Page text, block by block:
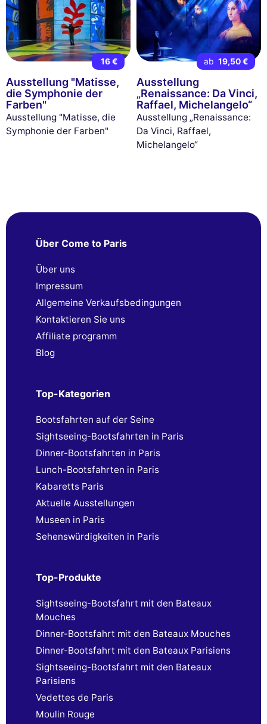
16 €
Ausstellung "Matisse,
die Symphonie der
Farben"
Ausstellung "Matisse, die
Symphonie der Farben"
ab 19,50 €
Ausstellung
„Renaissance: Da Vinci,
Raffael, Michelangelo“
Ausstellung „Renaissance:
Da Vinci, Raffael,
Michelangelo“
Über Come to Paris
Über uns
Impressum
Allgemeine Verkaufsbedingungen
Kontaktieren Sie uns
Affiliate programm
Blog
Top-Kategorien
Bootsfahrten auf der Seine
Sightseeing-Bootsfahrten in Paris
Dinner-Bootsfahrten in Paris
Lunch-Bootsfahrten in Paris
Kabaretts Paris
Aktuelle Ausstellungen
Museen in Paris
Sehenswürdigkeiten in Paris
Top-Produkte
Sightseeing-Bootsfahrt mit den Bateaux
Mouches
Dinner-Bootsfahrt mit den Bateaux Mouches
Dinner-Bootsfahrt mit den Bateaux Parisiens
Sightseeing-Bootsfahrt mit den Bateaux
Parisiens
Vedettes de Paris
Moulin Rouge